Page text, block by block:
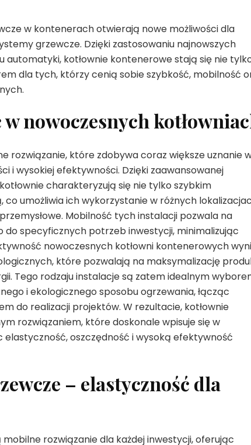
w kontenerach otwierają nowe możliwości dla
grzewcze. Dzięki zastosowaniu najnowszych
kotłownie kontenerowe stają się nie
dla tych, którzy cenią sobie szybkość, mobilność
nowoczesnych
rozwiązanie, które zdobywa coraz większe uznanie
i wysokiej efektywności. Dzięki zaawansowanej
charakteryzują się nie tylko szybkim
co umożliwia ich wykorzystanie w różnych
Mobilność tych instalacji pozwala na
specyficznych potrzeb inwestycji, minimalizując
nowoczesnych kotłowni kontenerowych
które pozwalają na maksymalizację
Tego rodzaju instalacje są zatem idealnym
i ekologicznego sposobu ogrzewania, łącząc
do realizacji projektów. W rezultacie, kotłownie
rozwiązaniem, które doskonale wpisuje się w
oszczędność i wysoką efektywność
– elastyczność dla
rozwiązanie dla każdej inwestycji, oferując